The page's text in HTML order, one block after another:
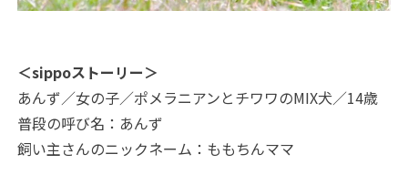
＜sippoストーリー＞
あんず／女の子／ポメラニアンとチワワのMIX犬／14歳
普段の呼び名：あんず
飼い主さんのニックネーム：ももちんママ